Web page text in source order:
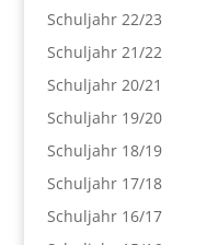
Schuljahr 22/23
Schuljahr 21/22
Schuljahr 20/21
Schuljahr 19/20
Schuljahr 18/19
Schuljahr 17/18
Schuljahr 16/17